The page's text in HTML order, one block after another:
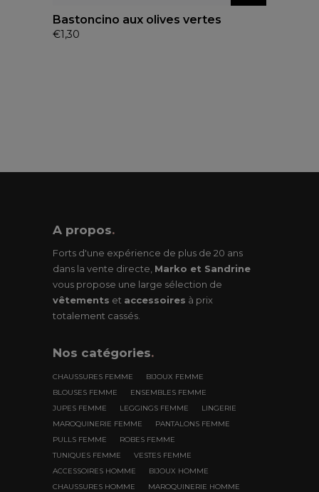
Bastoncino aux olives vertes
€1,30
A propos.
Forts d'une expérience de plus de 20 ans
dans la vente directe, Marko et Sandrine
vous propose une large sélection de
vêtements et accessoires à prix
totalement cassés.
Nos catégories.
CHAUSSURES FEMME
BIJOUX FEMME
BLOUSES FEMME
ENSEMBLES FEMME
JUPES FEMME
LEGGINGS FEMME
LINGERIE
MAROQUINERIE FEMME
PANTALONS FEMME
PULLS FEMME
ROBES FEMME
TUNIQUES FEMME
VESTES FEMME
ACCESSOIRES HOMME
BIJOUX HOMME
CHAUSSURES HOMME
MAROQUINERIE HOMME